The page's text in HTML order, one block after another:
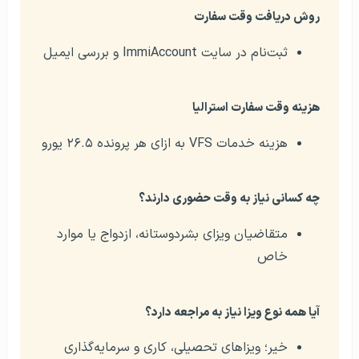
روش دریافت وقت سفارت
ثبت‌نام در سایت ImmiAccount و بررسی ایمیل
هزینه وقت سفارت استرالیا
هزینه خدمات VFS به ازای هر پرونده ۲۶.۵ یورو
چه کسانی نیاز به وقت حضوری دارند؟
متقاضیان ویزای بشردوستانه، ازدواج یا موارد
خاص
آیا همه نوع ویزا نیاز به مراجعه دارد؟
خیر؛ ویزاهای تحصیلی، کاری و سرمایه‌گذاری